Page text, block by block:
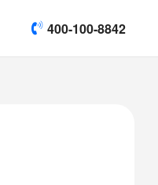
400-100-8842